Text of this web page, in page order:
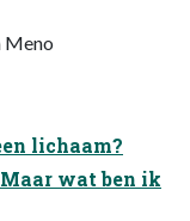
Meno
lichaam?
wat ben ik